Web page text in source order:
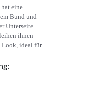
hat eine
Bund und
Unterseite
ihnen
Look, ideal für